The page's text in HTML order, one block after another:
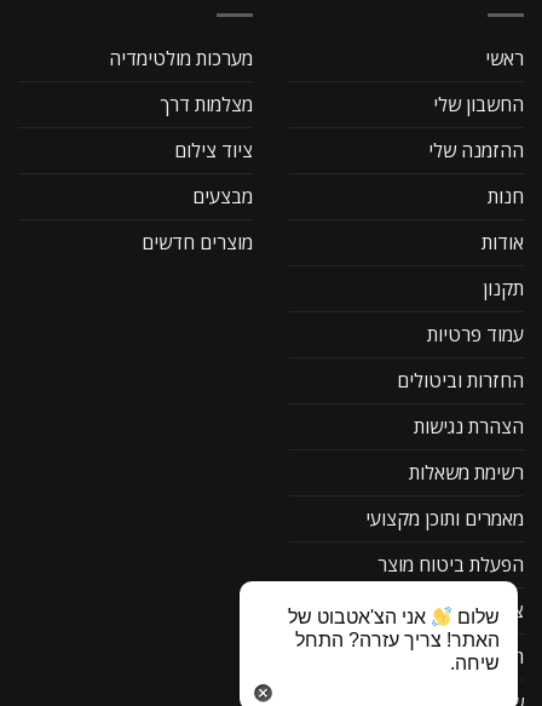
ראשי
החשבון שלי
ההזמנה שלי
חנות
אודות
תקנון
עמוד פרטיות
החזרות וביטולים
הצהרת נגישות
רשימת משאלות
מאמרים ותוכן מקצועי
הפעלת ביטוח מוצר
צור קשר
תוכנה להורדה F1
מערכות מולטימדיה
מצלמות דרך
ציוד צילום
מבצעים
מוצרים חדשים
שלום
אני הצ'אטבוט של
האתר! צריך עזרה? התחל
שיחה.